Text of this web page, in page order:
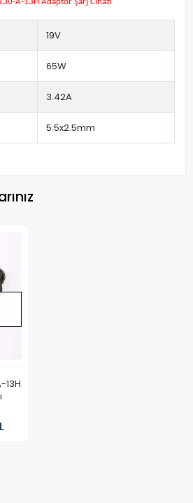
A-13H Adaptör Şarj Cihazı
19V
65W
3.42A
5.5x2.5mm